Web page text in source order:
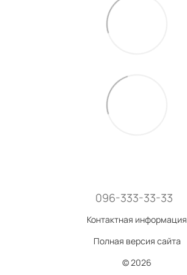
096-333-33-33
Контактная информация
Полная версия сайта
© 2026